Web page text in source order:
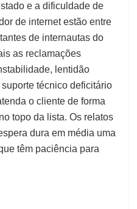
e a dificuldade de
de internet estão entre
de internautas do
as reclamações
lentidão
técnico deficitário
o cliente de forma
topo da lista. Os relatos
dura em média uma
têm paciência para